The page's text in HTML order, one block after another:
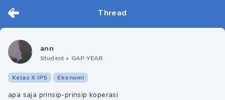
Thread
ann
Student • GAP YEAR
Kelas X IPS Ekonomi
apa saja prinsip-prinsip koperasi